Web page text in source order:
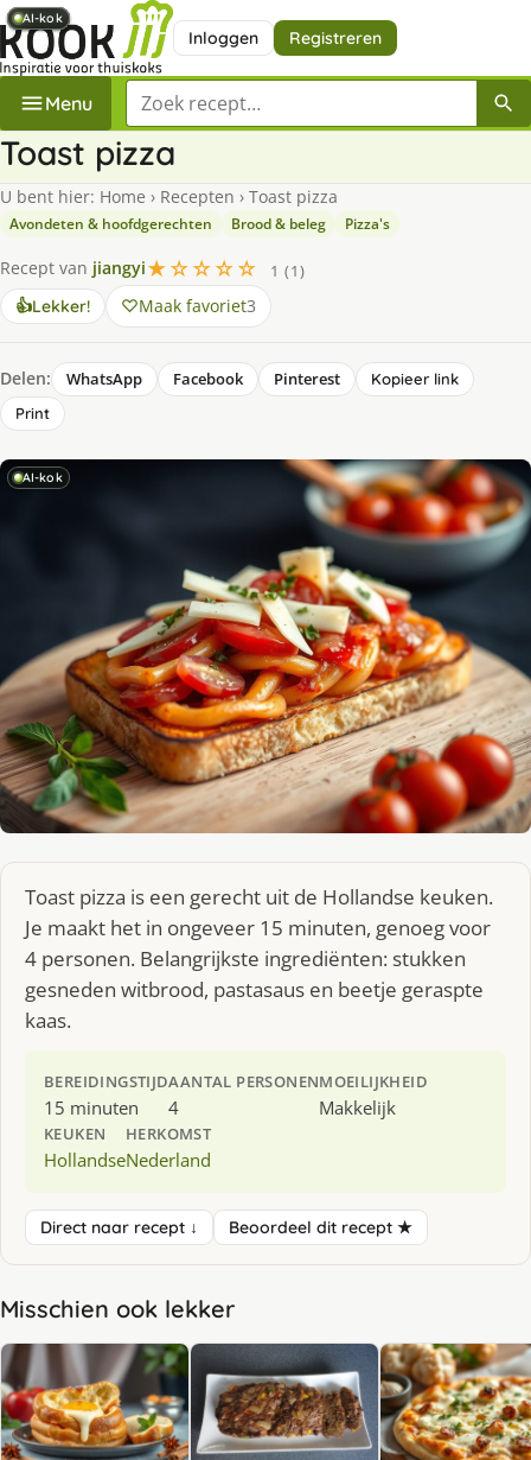
Inloggen Registreren
Menu Zoek een recept
Toast pizza
U bent hier: Home › Recepten › Toast pizza
Avondeten & hoofdgerechten Brood & beleg Pizza's
Recept van jiangyi★☆☆☆☆
1 (1)
👍Lekker! Maak favoriet3
Delen: WhatsApp Facebook Pinterest
Kopieer link
Print
AI-kok
Toast pizza is een gerecht uit de Hollandse keuken.
Je maakt het in ongeveer 15 minuten, genoeg voor
4 personen. Belangrijkste ingrediënten: stukken
gesneden witbrood, pastasaus en beetje geraspte
kaas.
BEREIDINGSTIJD
15 minuten
AANTAL PERSONEN
4
MOEILIJKHEID
Makkelijk
KEUKEN
Hollandse
HERKOMST
Nederland
Direct naar recept ↓ Beoordeel dit recept ★
Misschien ook lekker
AI-kok
AI-kok
AI-kok
AI-kok
AI-kok
AI-kok